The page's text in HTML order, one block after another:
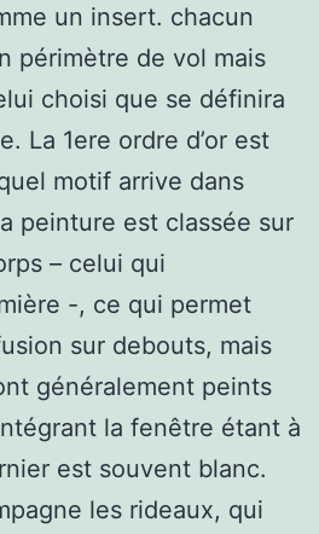
un insert. chacun
périmètre de vol mais
choisi que se définira
La 1ere ordre d’or est
motif arrive dans
peinture est classée sur
– celui qui
-, ce qui permet
sur debouts, mais
généralement peints
la fenêtre étant à
est souvent blanc.
les rideaux, qui